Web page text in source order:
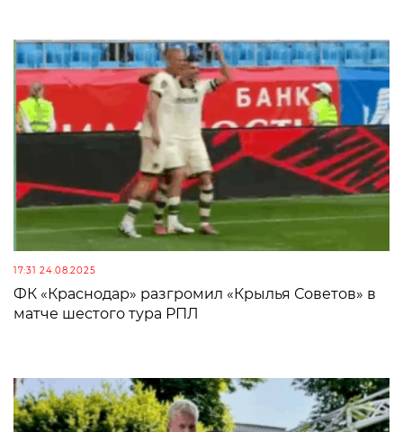
17:31 24.08.2025
ФК «Краснодар» разгромил «Крылья Советов» в
матче шестого тура РПЛ